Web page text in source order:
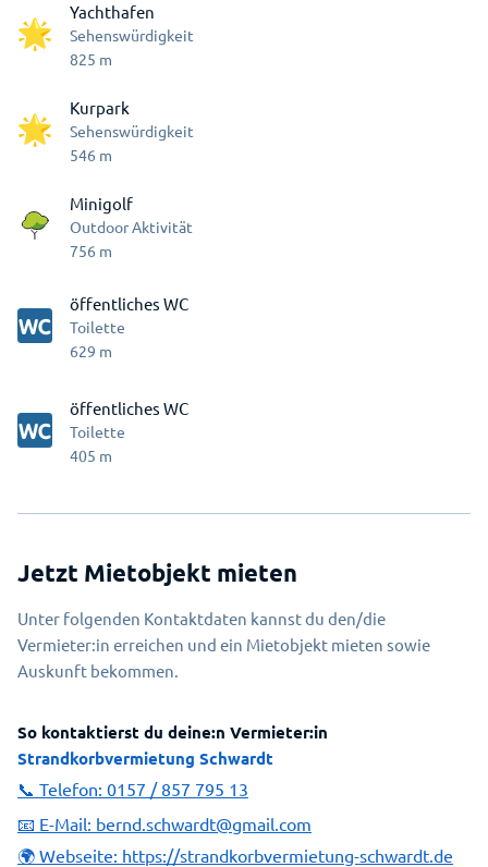
Yachthafen
Sehenswürdigkeit
825 m
Kurpark
Sehenswürdigkeit
546 m
Minigolf
Outdoor Aktivität
756 m
öffentliches WC
Toilette
629 m
öffentliches WC
Toilette
405 m
Jetzt Mietobjekt mieten
Unter folgenden Kontaktdaten kannst du den/die
Vermieter:in erreichen und ein Mietobjekt mieten sowie
Auskunft bekommen.
So kontaktierst du deine:n Vermieter:in
Strandkorbvermietung Schwardt
📞 Telefon: 0157 / 857 795 13
📧 E-Mail: bernd.schwardt@gmail.com
🌍 Webseite: https://strandkorbvermietung-schwardt.de